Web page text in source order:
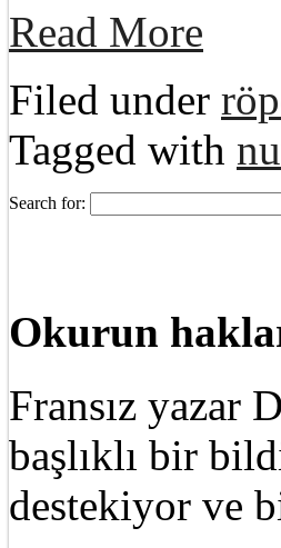
Read More
Filed under
Tagged with
Search for:
Okurun
Fransız yazar
başlıklı bir
destekiyor ve